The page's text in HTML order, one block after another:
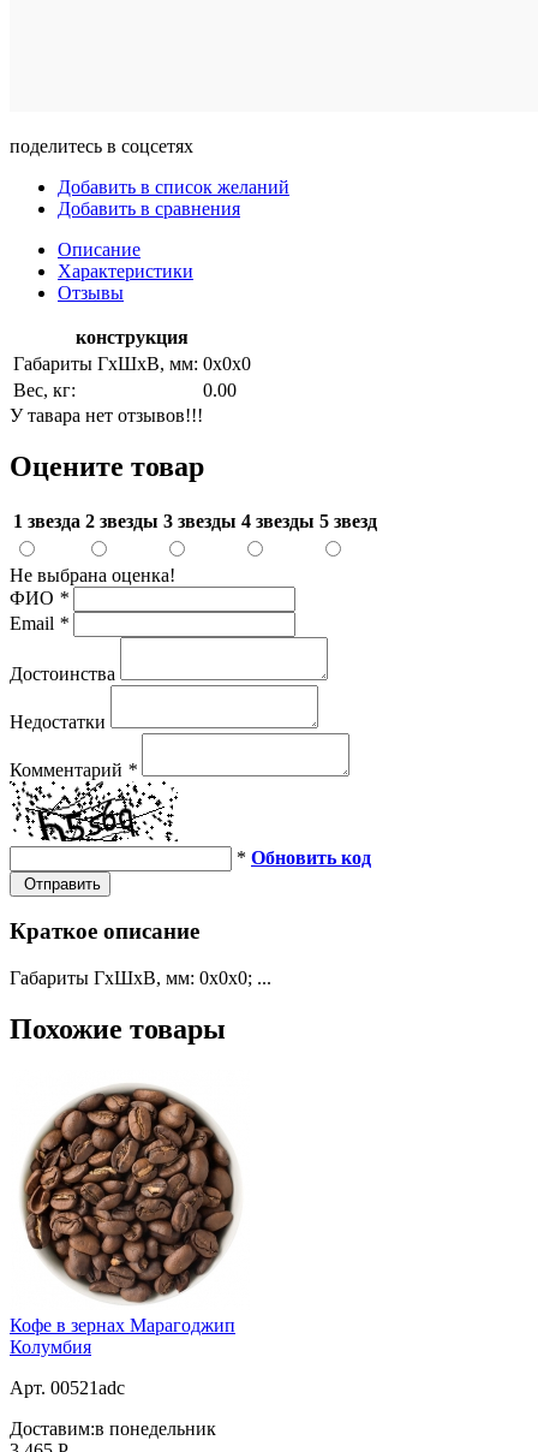
поделитесь в соцсетях
Добавить в список желаний
Добавить в сравнения
Описание
Характеристики
Отзывы
конструкция
Габариты ГхШхВ, мм: 0х0х0
Вес, кг:
0.00
У тавара нет отзывов!!!
Оцените товар
1 звезда 2 звезды 3 звезды 4 звезды 5 звезд
Не выбрана оценка!
ФИО *
Email *
Достоинства
Недостатки
Комментарий *
* Обновить код
Отправить
Краткое описание
Габариты ГхШхВ, мм: 0х0х0; ...
Похожие товары
Кофе в зернах Марагоджип
Колумбия
Арт. 00521adc
Доставим:в понедельник